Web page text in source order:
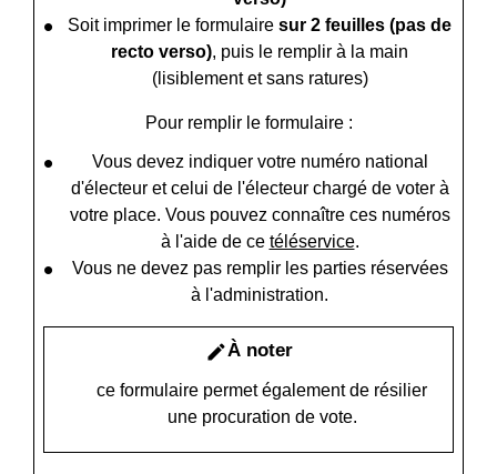
Soit imprimer le formulaire sur 2 feuilles (pas de
recto verso), puis le remplir à la main
(lisiblement et sans ratures)
Pour remplir le formulaire :
Vous devez indiquer votre numéro national
d'électeur et celui de l'électeur chargé de voter à
votre place. Vous pouvez connaître ces numéros
à l'aide de ce téléservice.
Vous ne devez pas remplir les parties réservées
à l'administration.
editÀ noter
ce formulaire permet également de résilier
une procuration de vote.